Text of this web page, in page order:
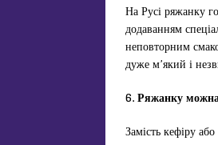
На Русі ряжанку
додаванням
неповторним
дуже м’який і
6. Ряжанку можна
Замість кефіру